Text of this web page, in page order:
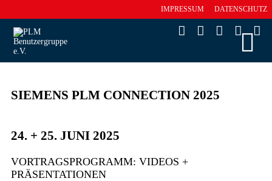
IMPRESSUM DATENSCHUTZ
SIEMENS PLM CONNECTION 2025
24. + 25. JUNI 2025
VORTRAGSPROGRAMM: VIDEOS +
PRÄSENTATIONEN